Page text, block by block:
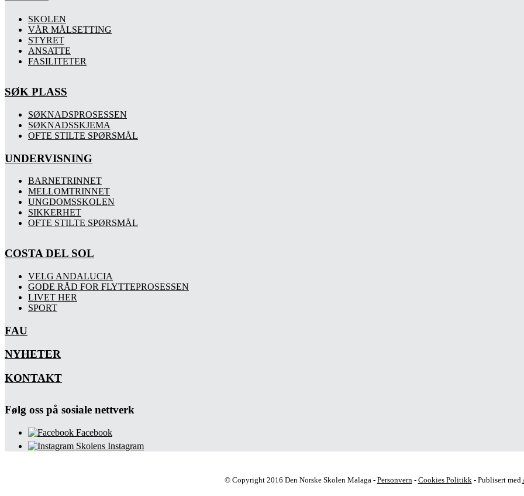
SKOLEN
VÅR MÅLSETTING
STYRET
ANSATTE
FASILITETER
SØK PLASS
SØKNADSPROSESSEN
SØKNADSSKJEMA
OFTE STILTE SPØRSMÅL
UNDERVISNING
BARNETRINNET
MELLOMTRINNET
UNGDOMSSKOLEN
SIKKERHET
OFTE STILTE SPØRSMÅL
COSTA DEL SOL
VELG ANDALUCIA
GODE RÅD FOR FLYTTEPROSESSEN
LIVET HER
SPORT
FAU
NYHETER
KONTAKT
Følg oss på sosiale nettverk
Facebook
Skolens Instagram
© Copyright 2016 Den Norske Skolen Malaga - Personvern - Cookies Politikk - Publisert med